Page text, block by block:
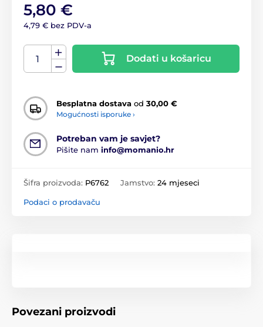
5,80 €
4,79 € bez PDV-a
Dodati u košaricu
Besplatna dostava od 30,00 €
Mogućnosti isporuke ›
Potreban vam je savjet?
Pišite nam info@momanio.hr
Šifra proizvoda: P6762 Jamstvo: 24 mjeseci
Podaci o prodavaču
Povezani proizvodi